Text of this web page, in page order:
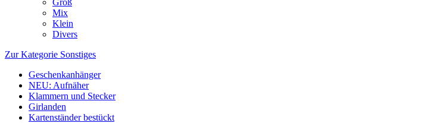
Groß
Mix
Klein
Divers
Zur Kategorie Sonstiges
Geschenkanhänger
NEU: Aufnäher
Klammern und Stecker
Girlanden
Kartenständer bestückt